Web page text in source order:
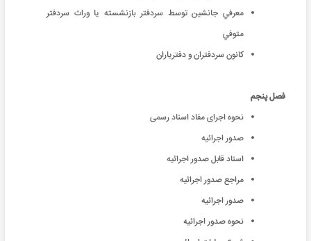
معرفي جانشين توسط سردفتر بازنشسته يا وراث سردفتر
متوفي
کانون سردفتران و دفترياران
فصل پنجم
نحوه اجرای مفاد اسناد رسمی
صدور اجرائیه
اسناد قابل صدور اجرائیه
مراجع صدور اجرائیه
صدور اجرائیه
نحوه صدور اجرائیه